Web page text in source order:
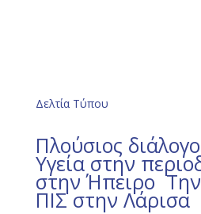
Δελτία Τύπου
Πλούσιος
Υγεία στην
στην Ήπειρο 
ΠΙΣ στην Λάρισα